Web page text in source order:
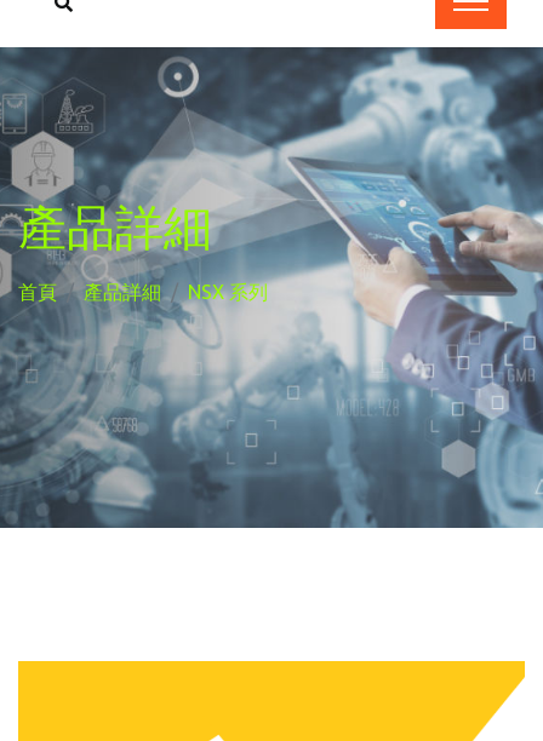
產品詳細
首頁 產品詳細 NSX 系列